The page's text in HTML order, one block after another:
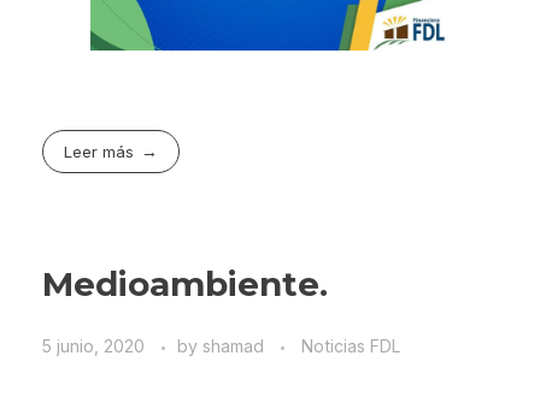
Leer más
Medioambiente.
5 junio, 2020 by shamad Noticias FDL